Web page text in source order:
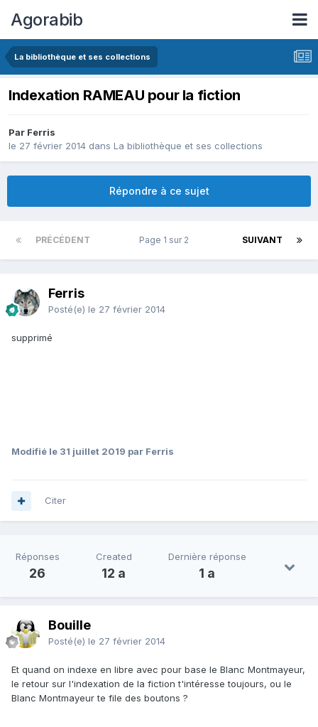
Agorabib
La bibliothèque et ses collections
Indexation RAMEAU pour la fiction
Par Ferris
le 27 février 2014 dans La bibliothèque et ses collections
Répondre à ce sujet
PRÉCÉDENT SUIVANT
Page 1 sur 2
Ferris
Posté(e) le 27 février 2014
supprimé
Modifié le 31 juillet 2019 par Ferris
Citer
Réponses
26
Created
12 a
Dernière réponse
1 a
Bouille
Posté(e) le 27 février 2014
Et quand on indexe en libre avec pour base le Blanc Montmayeur,
le retour sur l'indexation de la fiction t'intéresse toujours, ou le
Blanc Montmayeur te file des boutons ?